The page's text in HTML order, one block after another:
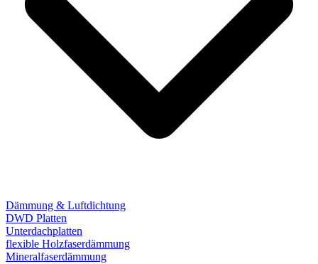
Dämmung & Luftdichtung
DWD Platten
Unterdachplatten
flexible Holzfaserdämmung
Mineralfaserdämmung